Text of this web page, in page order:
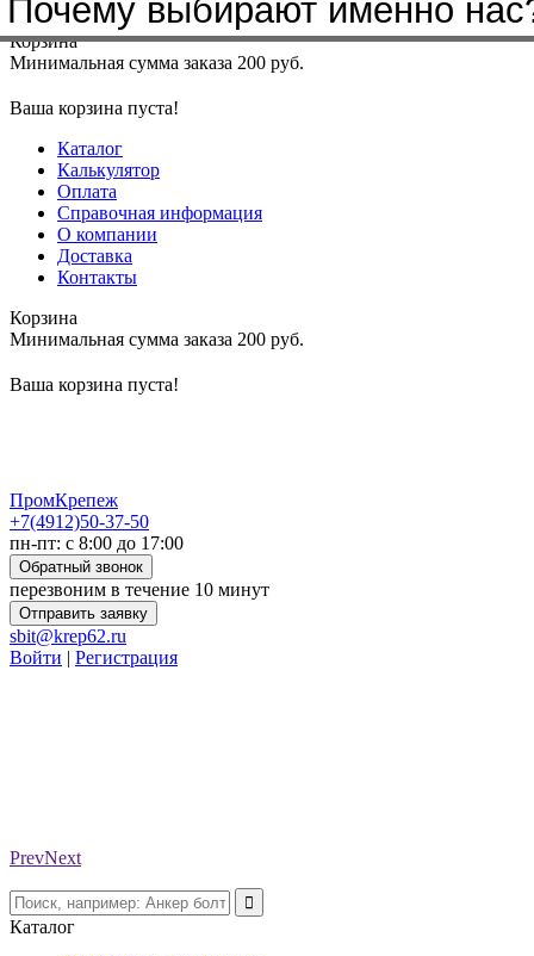
Меню+7(4912)50-37-50sbit@krep62.ru
Корзина
Минимальная сумма заказа 200 руб.
Ваша корзина пуста!
Каталог
Калькулятор
Оплата
Справочная информация
О компании
Доставка
Контакты
Корзина
Минимальная сумма заказа 200 руб.
Ваша корзина пуста!
ПромКрепеж
+7(4912)50-37-50
пн-пт: с 8:00 до 17:00
Обратный звонок
перезвоним в течение 10 минут
Отправить заявку
sbit@krep62.ru
Войти | Регистрация
PrevNext
Каталог
Почему выбирают именно